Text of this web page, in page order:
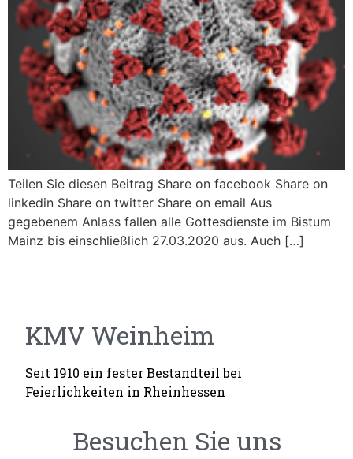
Teilen Sie diesen Beitrag Share on facebook Share on
linkedin Share on twitter Share on email Aus
gegebenem Anlass fallen alle Gottesdienste im Bistum
Mainz bis einschließlich 27.03.2020 aus. Auch […]
KMV Weinheim
Seit 1910 ein fester Bestandteil bei
Feierlichkeiten in Rheinhessen
Besuchen Sie uns